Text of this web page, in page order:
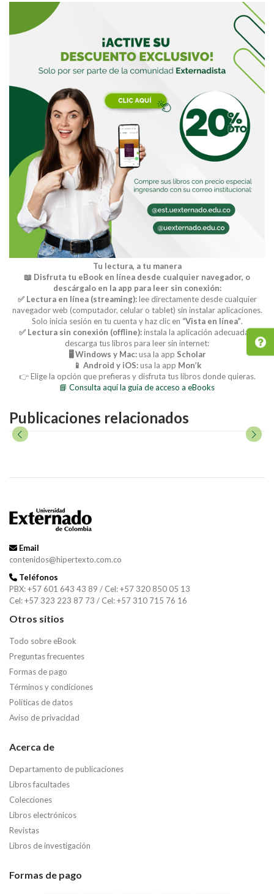
Tu lectura, a tu manera
📖 Disfruta tu eBook en línea desde cualquier navegador, o
descárgalo en la app para leer sin conexión:
✅ Lectura en línea (streaming):lee directamente desde cualquier
navegador web (computador, celular o tablet) sin instalar aplicaciones.
Solo inicia sesión en tu cuenta y haz clic en “Vista en línea”.
✅ Lectura sin conexión (offline):instala la aplicación adecuada y
descarga tus libros para leer sin internet:
🖥️ Windows y Mac:usa la app Scholar
📱 Android y iOS:usa la app Mon’k
👉 Elige la opción que prefieras y disfruta tus libros donde quieras.
📘 Consulta aquí la guía de acceso a eBooks
Publicaciones relacionados
Email
contenidos@hipertexto.com.co
Teléfonos
PBX: +57 601 643 43 89 / Cel: +57 320 850 05 13
Cel: +57 323 223 87 73 / Cel: +57 310 715 76 16
Otros sitios
Todo sobre eBook
Preguntas frecuentes
Formas de pago
Términos y condiciones
Políticas de datos
Aviso de privacidad
Acerca de
Departamento de publicaciones
Libros facultades
Colecciones
Libros electrónicos
Revistas
Libros de investigación
Formas de pago